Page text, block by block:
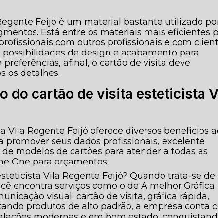
Feijó é um material bastante utilizado
Está entre os materiais mais eficientes
com outros profissionais e com
de design e acabamento para
afinal, o cartão de visita deve
os detalhes.
do cartão de visita esteticista
Vila Regente Feijó oferece diversos benefícios
seus dados profissionais, excelente
modelos de cartões para atender a todas as
One para orçamentos.
Vila Regente Feijó? Quando trata-se de
encontra serviços como o de A melhor Gráfica
visual, cartão de visita, gráfica rápida,
produtos de alto padrão, a empresa conta